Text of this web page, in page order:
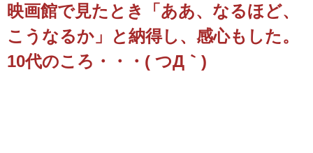
映画館で見たとき「ああ、なるほど、
こうなるか」と納得し、感心もした。
10代のころ・・・( つД｀)